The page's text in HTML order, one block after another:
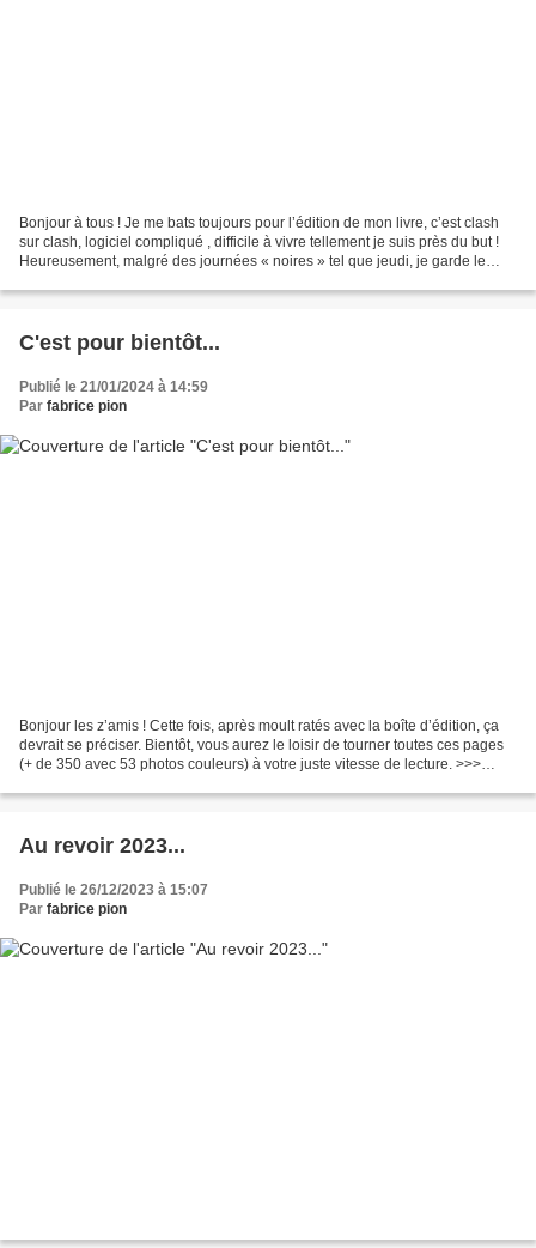
Bonjour à tous ! Je me bats toujours pour l’édition de mon livre, c’est clash
sur clash, logiciel compliqué , difficile à vivre tellement je suis près du but !
Heureusement, malgré des journées « noires » tel que jeudi, je garde le
C'est pour bientôt...
Publié le 21/01/2024 à 14:59
Par fabrice pion
Bonjour les z’amis ! Cette fois, après moult ratés avec la boîte d’édition, ça
devrait se préciser. Bientôt, vous aurez le loisir de tourner toutes ces pages
(+ de 350 avec 53 photos couleurs) à votre juste vitesse de lecture. >>>
Au revoir 2023...
Publié le 26/12/2023 à 15:07
Par fabrice pion